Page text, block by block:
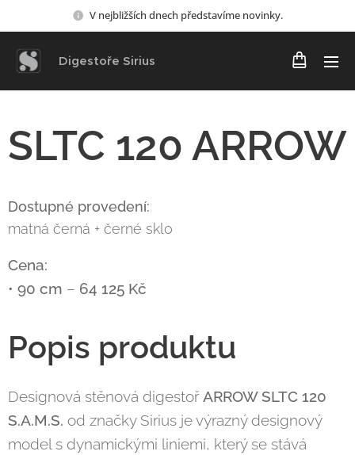
V nejbližších dnech představíme novinky.
Digestoře Sirius
SLTC 120 ARROW
Dostupné provedení:
matná černá + černé sklo
Cena:
• 90 cm – 64 125 Kč
Popis produktu
Designová stěnová digestoř ARROW SLTC 120
S.A.M.S. od značky Sirius je výrazný designový
model s dynamickými liniemi, který se stává